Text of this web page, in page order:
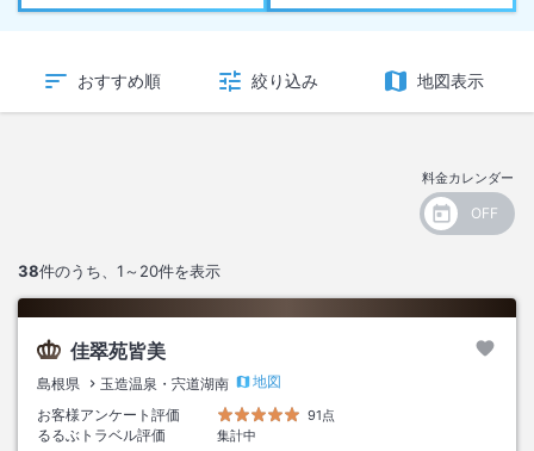
おすすめ順 絞り込み 地図表示
料金カレンダー
38件のうち、 1～20件を表示
佳翠苑皆美
島根県 玉造温泉・宍道湖南
地図
お客様アンケート評価
91点
るるぶトラベル評価
集計中